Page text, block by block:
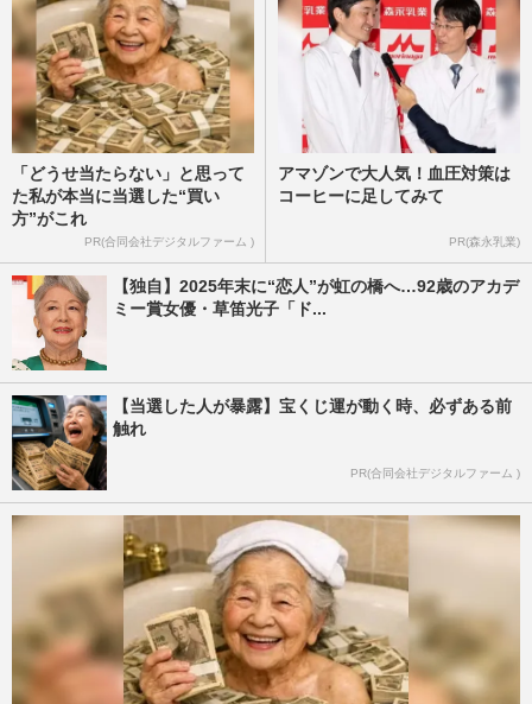
「どうせ当たらない」と思って
た私が本当に当選した“買い
方”がこれ
PR(合同会社デジタルファーム )
アマゾンで大人気！血圧対策は
コーヒーに足してみて
PR(森永乳業)
【独自】2025年末に“恋人”が虹の橋へ…92歳のアカデ
ミー賞女優・草笛光子「ド...
【当選した人が暴露】宝くじ運が動く時、必ずある前
触れ
PR(合同会社デジタルファーム )